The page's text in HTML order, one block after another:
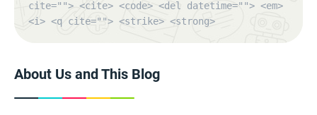
cite=""> <cite> <code> <del datetime=""> <em>
<i> <q cite=""> <strike> <strong>
About Us and This Blog